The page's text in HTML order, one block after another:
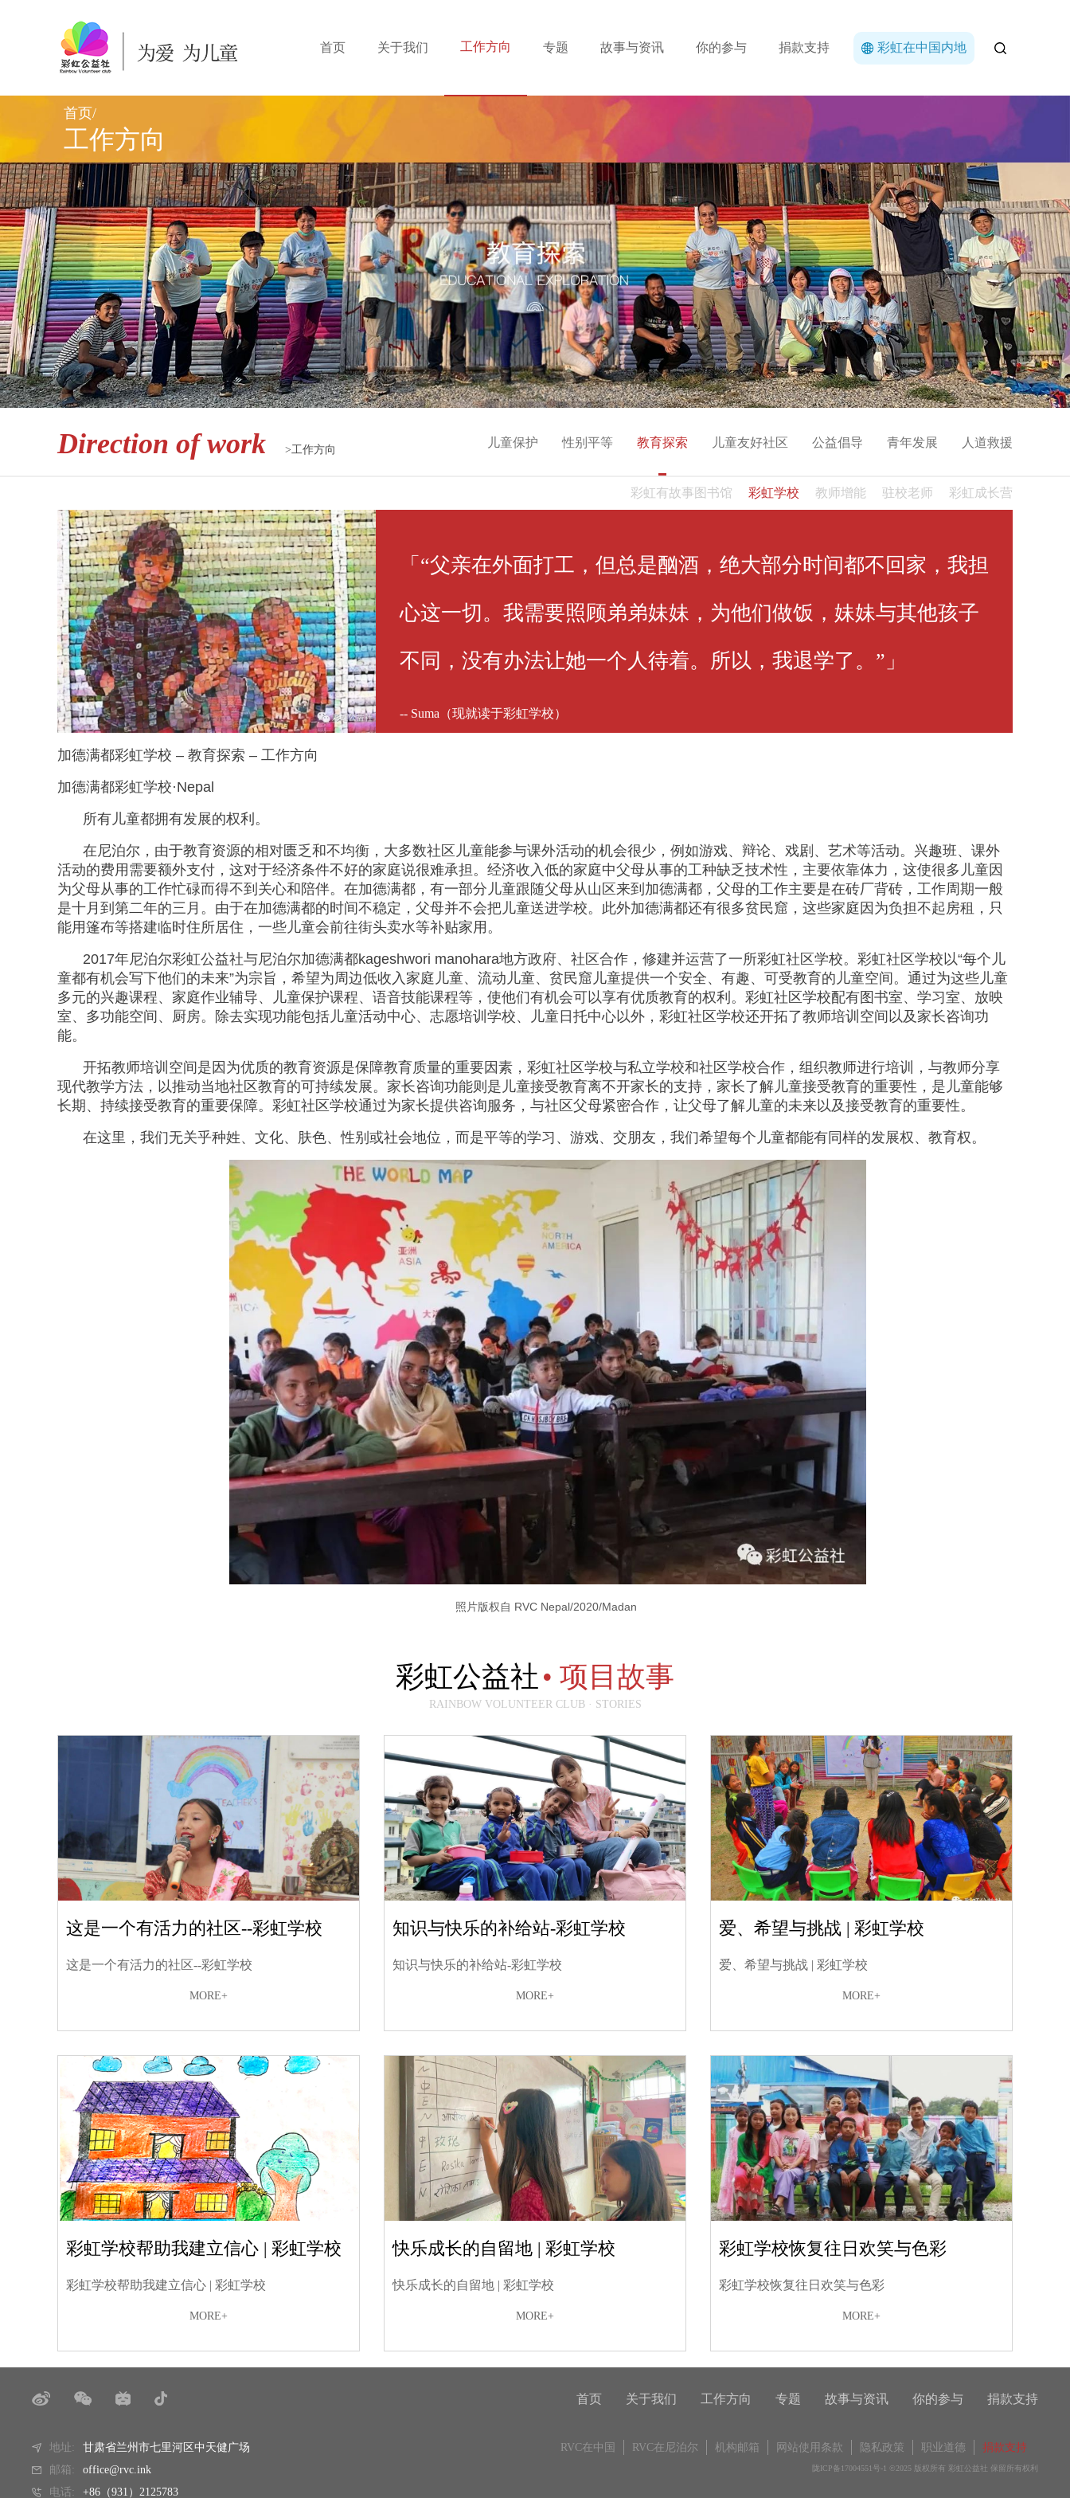
首页 关于我们 工作方向 专题 故事与资讯 你的参与 捐款支持 彩虹在中国内地
首页/
工作方向
Direction of work >工作方向 儿童保护 性别平等 教育探索 儿童友好社区 公益倡导 青年发展 人道救援
彩虹有故事图书馆 彩虹学校 教师增能 驻校老师 彩虹成长营
「“父亲在外面打工，但总是酗酒，绝大部分时间都不回家，我担
心这一切。我需要照顾弟弟妹妹，为他们做饭，妹妹与其他孩子
不同，没有办法让她一个人待着。所以，我退学了。”」
-- Suma（现就读于彩虹学校）
加德满都彩虹学校 – 教育探索 – 工作方向
加德满都彩虹学校·Nepal
所有儿童都拥有发展的权利。
在尼泊尔，由于教育资源的相对匮乏和不均衡，大多数社区儿童能参与课外活动的机会很少，例如游戏、辩论、戏剧、艺术等活动。兴趣班、课外
活动的费用需要额外支付，这对于经济条件不好的家庭说很难承担。经济收入低的家庭中父母从事的工种缺乏技术性，主要依靠体力，这使很多儿童因
为父母从事的工作忙碌而得不到关心和陪伴。在加德满都，有一部分儿童跟随父母从山区来到加德满都，父母的工作主要是在砖厂背砖，工作周期一般
是十月到第二年的三月。由于在加德满都的时间不稳定，父母并不会把儿童送进学校。此外加德满都还有很多贫民窟，这些家庭因为负担不起房租，只
能用篷布等搭建临时住所居住，一些儿童会前往街头卖水等补贴家用。
2017年尼泊尔彩虹公益社与尼泊尔加德满都kageshwori manohara地方政府、社区合作，修建并运营了一所彩虹社区学校。彩虹社区学校以“每个儿
童都有机会写下他们的未来”为宗旨，希望为周边低收入家庭儿童、流动儿童、贫民窟儿童提供一个安全、有趣、可受教育的儿童空间。通过为这些儿童
多元的兴趣课程、家庭作业辅导、儿童保护课程、语音技能课程等，使他们有机会可以享有优质教育的权利。彩虹社区学校配有图书室、学习室、放映
室、多功能空间、厨房。除去实现功能包括儿童活动中心、志愿培训学校、儿童日托中心以外，彩虹社区学校还开拓了教师培训空间以及家长咨询功
能。
开拓教师培训空间是因为优质的教育资源是保障教育质量的重要因素，彩虹社区学校与私立学校和社区学校合作，组织教师进行培训，与教师分享
现代教学方法，以推动当地社区教育的可持续发展。家长咨询功能则是儿童接受教育离不开家长的支持，家长了解儿童接受教育的重要性，是儿童能够
长期、持续接受教育的重要保障。彩虹社区学校通过为家长提供咨询服务，与社区父母紧密合作，让父母了解儿童的未来以及接受教育的重要性。
在这里，我们无关乎种姓、文化、肤色、性别或社会地位，而是平等的学习、游戏、交朋友，我们希望每个儿童都能有同样的发展权、教育权。
照片版权自 RVC Nepal/2020/Madan
彩虹公益社 • 项目故事
RAINBOW VOLUNTEER CLUB · STORIES
这是一个有活力的社区--彩虹学校
这是一个有活力的社区--彩虹学校
MORE+
知识与快乐的补给站-彩虹学校
知识与快乐的补给站-彩虹学校
MORE+
爱、希望与挑战 | 彩虹学校
爱、希望与挑战 | 彩虹学校
MORE+
彩虹学校帮助我建立信心 | 彩虹学校
彩虹学校帮助我建立信心 | 彩虹学校
MORE+
快乐成长的自留地 | 彩虹学校
快乐成长的自留地 | 彩虹学校
MORE+
彩虹学校恢复往日欢笑与色彩
彩虹学校恢复往日欢笑与色彩
MORE+
地址:
甘肃省兰州市七里河区中天健广场
邮箱:
office@rvc.ink
电话:
+86（931）2125783
首页 关于我们 工作方向 专题 故事与资讯 你的参与 捐款支持
RVC在中国 RVC在尼泊尔 机构邮箱 网站使用条款 隐私政策 职业道德 捐款支持
陇ICP备17004551号-1 ©2025 版权所有 彩虹公益社 保留所有权利